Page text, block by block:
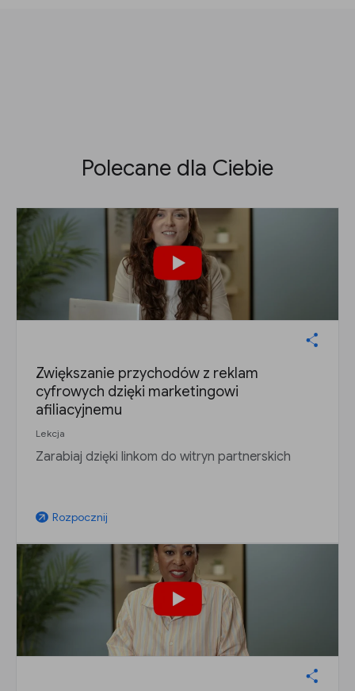
Polecane dla Ciebie
Zwiększanie przychodów z reklam
cyfrowych dzięki marketingowi
afiliacyjnemu
Lekcja
Zarabiaj dzięki linkom do witryn partnerskich
arrow_outward Rozpocznij